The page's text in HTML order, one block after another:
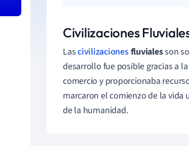
Civilizaciones
Lascivilizacionesfluvialesson
desarrollo fue posible gracias a
comercio y proporcionaba
marcaron el comienzo de la vida
de la humanidad.